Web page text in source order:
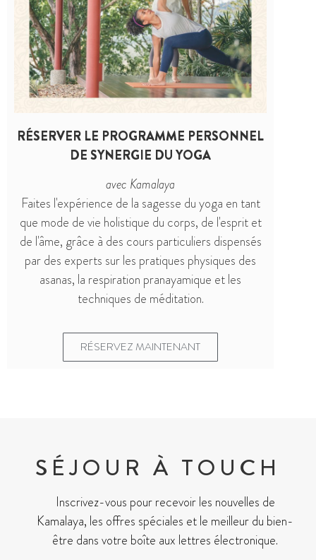
RÉSERVER LE PROGRAMME PERSONNEL
DE SYNERGIE DU YOGA
avec Kamalaya
Faites l'expérience de la sagesse du yoga en tant
que mode de vie holistique du corps, de l'esprit et
de l'âme, grâce à des cours particuliers dispensés
par des experts sur les pratiques physiques des
asanas, la respiration pranayamique et les
techniques de méditation.
RÉSERVEZ MAINTENANT
SÉJOUR À TOUCH
Inscrivez-vous pour recevoir les nouvelles de
Kamalaya, les offres spéciales et le meilleur du bien-
être dans votre boîte aux lettres électronique.